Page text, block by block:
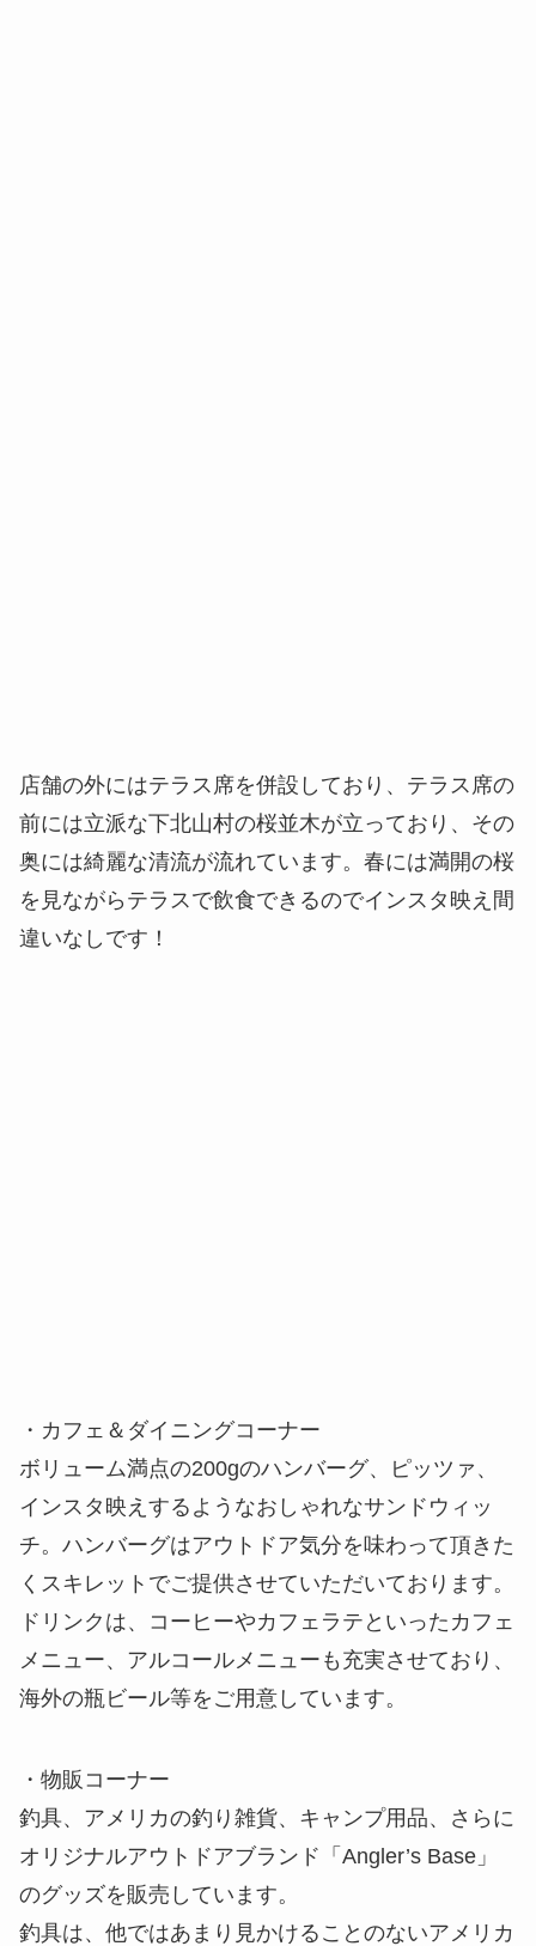
店舗の外にはテラス席を併設しており、テラス席の
前には立派な下北山村の桜並木が立っており、その
奥には綺麗な清流が流れています。春には満開の桜
を見ながらテラスで飲食できるのでインスタ映え間
違いなしです！
・カフェ＆ダイニングコーナー
ボリューム満点の200gのハンバーグ、ピッツァ、
インスタ映えするようなおしゃれなサンドウィッ
チ。ハンバーグはアウトドア気分を味わって頂きた
くスキレットでご提供させていただいております。
ドリンクは、コーヒーやカフェラテといったカフェ
メニュー、アルコールメニューも充実させており、
海外の瓶ビール等をご用意しています。
・物販コーナー
釣具、アメリカの釣り雑貨、キャンプ用品、さらに
オリジナルアウトドアブランド「Angler’s Base」
のグッズを販売しています。
釣具は、他ではあまり見かけることのないアメリカ